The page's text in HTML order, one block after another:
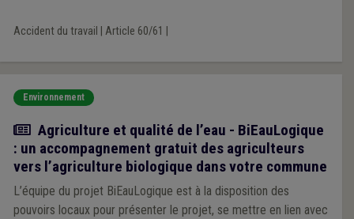
Accident du travail Article 60/61
Environnement
Actualité
Agriculture et qualité de l’eau - BiEauLogique
: un accompagnement gratuit des agriculteurs
vers l’agriculture biologique dans votre commune
L’équipe du projet BiEauLogique est à la disposition des
pouvoirs locaux pour présenter le projet, se mettre en lien avec